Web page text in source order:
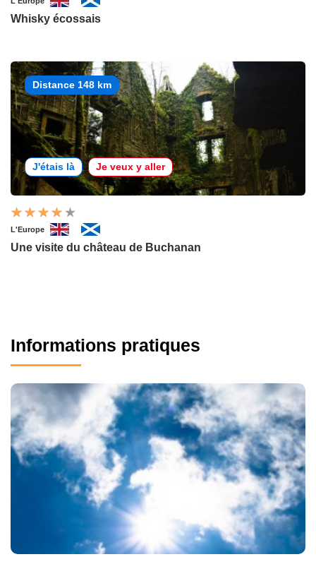
Whisky écossais
Distance 148 km
J'étais là Je veux y aller
L'Europe
Une visite du château de Buchanan
Informations pratiques